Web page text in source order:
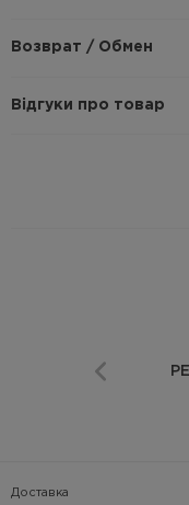
Возврат / Обмен
Відгуки про товар
Доставка